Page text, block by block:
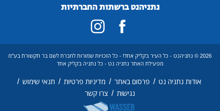
נתניהנט ברשתות החברתיות
© נתניהנט - כל העיר בקליק אחד! - כל הזכויות שמורות לחברת לשם בר תקשורת בע"מ
מפעילת האתר נתניה נט - כל נתניה בקליק אחד
נתניה נט /פרסום באתר/מדיניות פרטיות / תנאי שימוש /
צרו קשר